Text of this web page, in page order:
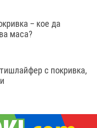
– кое да
маса?
с покривка,